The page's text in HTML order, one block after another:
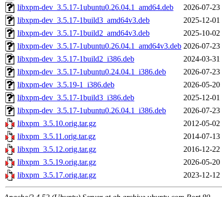
libxpm-dev_3.5.17-1ubuntu0.26.04.1_amd64.deb
2026-07-23
libxpm-dev_3.5.17-1build3_amd64v3.deb
2025-12-01
libxpm-dev_3.5.17-1build2_amd64v3.deb
2025-10-02
libxpm-dev_3.5.17-1ubuntu0.26.04.1_amd64v3.deb 2026-07-23
libxpm-dev_3.5.17-1build2_i386.deb
2024-03-31
libxpm-dev_3.5.17-1ubuntu0.24.04.1_i386.deb
2026-07-23
libxpm-dev_3.5.19-1_i386.deb
2026-05-20
libxpm-dev_3.5.17-1build3_i386.deb
2025-12-01
libxpm-dev_3.5.17-1ubuntu0.26.04.1_i386.deb
2026-07-23
libxpm_3.5.10.orig.tar.gz
2012-05-02
libxpm_3.5.11.orig.tar.gz
2014-07-13
libxpm_3.5.12.orig.tar.gz
2016-12-22
libxpm_3.5.19.orig.tar.gz
2026-05-20
libxpm_3.5.17.orig.tar.gz
2023-12-12